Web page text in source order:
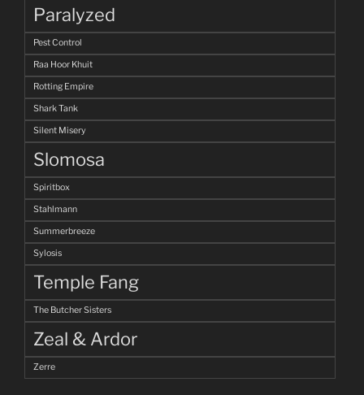
Paralyzed
Pest Control
Raa Hoor Khuit
Rotting Empire
Shark Tank
Silent Misery
Slomosa
Spiritbox
Stahlmann
Summerbreeze
Sylosis
Temple Fang
The Butcher Sisters
Zeal & Ardor
Zerre